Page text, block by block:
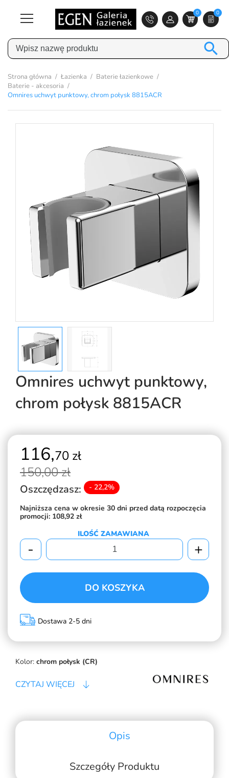
0 0

Strona główna Łazienka
Baterie łazienkowe
Baterie - akcesoria
Omnires uchwyt punktowy, chrom połysk 8815ACR
Omnires uchwyt punktowy,
chrom połysk 8815ACR
Kolor: chrom połysk (CR)
CZYTAJ WIĘCEJ
116,70 zł
150,00 zł
Oszczędzasz: - 22,2%
Najniższa cena w okresie 30 dni przed datą rozpoczęcia
promocji: 108,92 zł
ILOŚĆ ZAMAWIANA
- +
DO KOSZYKA
Dostawa 2-5 dni
Opis
Szczegóły Produktu